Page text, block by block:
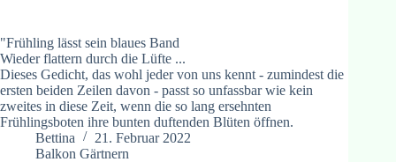
"Frühling lässt sein blaues Band
Wieder flattern durch die Lüfte ...
Dieses Gedicht, das wohl jeder von uns kennt - zumindest die
ersten beiden Zeilen davon - passt so unfassbar wie kein
zweites in diese Zeit, wenn die so lang ersehnten
Frühlingsboten ihre bunten duftenden Blüten öffnen.
Bettina
21. Februar 2022
Balkon Gärtnern